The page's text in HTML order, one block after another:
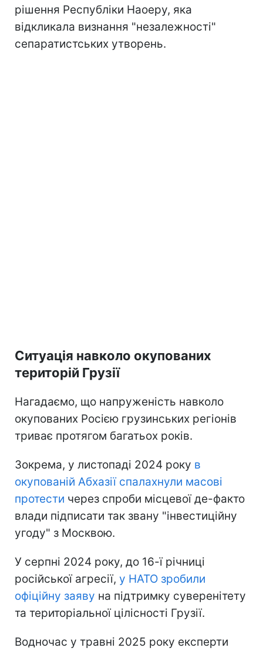
рішення Республіки Наоеру, яка
відкликала визнання "незалежності"
сепаратистських утворень.
Ситуація навколо окупованих
територій Грузії
Нагадаємо, що напруженість навколо
окупованих Росією грузинських регіонів
триває протягом багатьох років.
Зокрема, у листопаді 2024 року в
окупованій Абхазії спалахнули масові
протести через спроби місцевої де-факто
влади підписати так звану "інвестиційну
угоду" з Москвою.
У серпні 2024 року, до 16-ї річниці
російської агресії, у НАТО зробили
офіційну заяву на підтримку суверенітету
та територіальної цілісності Грузії.
Водночас у травні 2025 року експерти